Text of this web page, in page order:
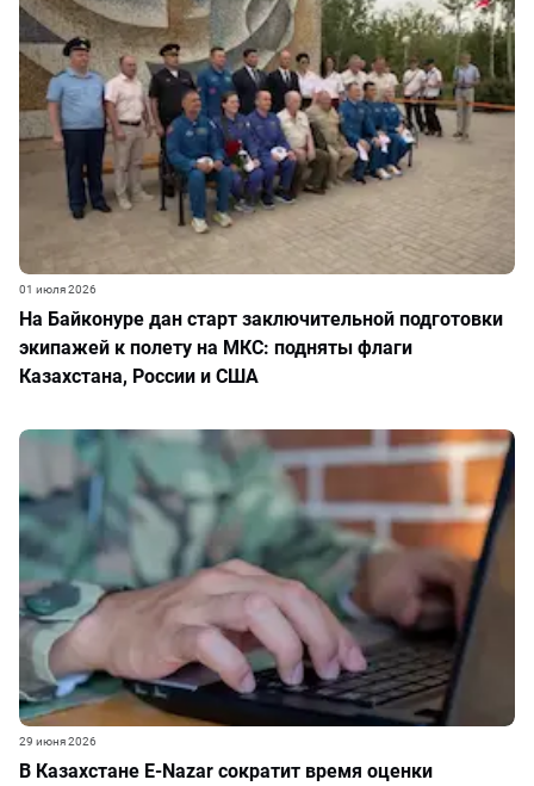
На Байконуре дан старт заключительной подготовки
экипажей к полету на МКС: подняты флаги
Казахстана, России и США
01 июля 2026
В Казахстане E-Nazar сократит время оценки
29 июня 2026